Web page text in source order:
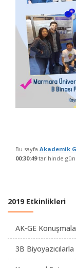
Bu sayfa Akademik
00:30:49tarihinde
2019 Etkinlikleri
AK-GE
3B